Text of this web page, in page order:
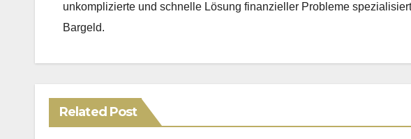
unkomplizierte und schnelle Lösung finanzieller Probleme
Bargeld.
Related Post